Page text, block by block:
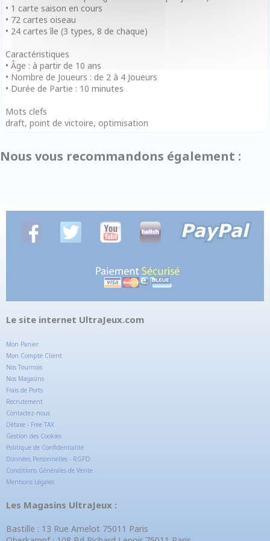
• 1 carte saison en cours
• 72 cartes oiseau
• 24 cartes île (3 types, 8 de chaque)
Caractéristiques
• Âge : à partir de 10 ans
• Nombre de Joueurs : de 2 à 4 Joueurs
• Durée de Partie : 10 minutes
Mots clefs
draft, point de victoire, optimisation
Nous vous recommandons également :
Le site internet UltraJeux.com
Mon Panier
Mon Compte Client
Nos Tournois
Nos Magasins
Frais de Ports
Recrutement
Contactez-nous
Détaxe - Free TAX
Gestion des Cookies
Politique de Confidentialité
Données Personnelles - RGPD
Conditions Générales de Vente
Mentions Légales
Les Magasins UltraJeux :
Bastille : 13 Rue Amelot 75011 Paris